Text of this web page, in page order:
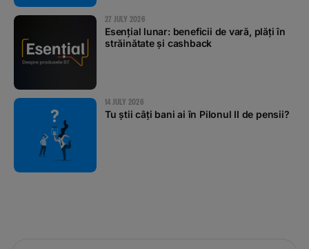
27 JULY 2026
Esențial lunar: beneficii de vară, plăți în
străinătate și cashback
14 JULY 2026
Tu știi câți bani ai în Pilonul II de pensii?